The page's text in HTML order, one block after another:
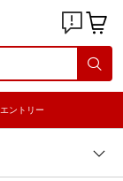
ントリー